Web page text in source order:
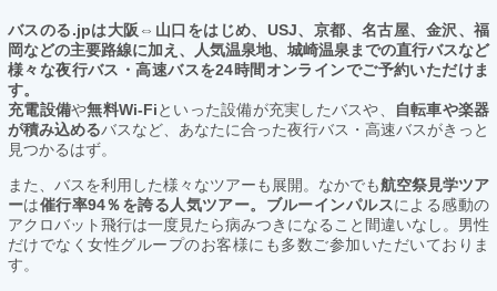
バスのる.jpは大阪⇔山口をはじめ、USJ、京都、名古屋、金沢、福
岡などの主要路線に加え、人気温泉地、城崎温泉までの直行バスなど
様々な夜行バス・高速バスを24時間オンラインでご予約いただけま
す。
充電設備や無料Wi-Fiといった設備が充実したバスや、
自転車や楽器
が積み込めるバスなど、あなたに合った夜行バス・高速バスがきっと
見つかるはず。
また、バスを利用した様々なツアーも展開。なかでも航空祭見学ツア
ーは催行率94％を誇る人気ツアー。ブルーインパルスによる感動の
アクロバット飛行は一度見たら病みつきになること間違いなし。男性
だけでなく女性グループのお客様にも多数ご参加いただいておりま
す。